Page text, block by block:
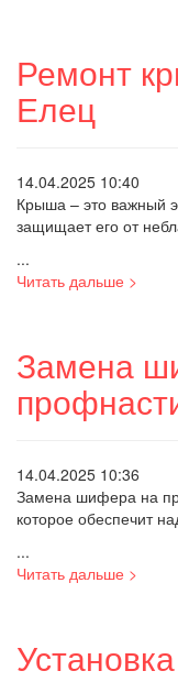
Ремонт
Елец
14.04.2025 10:40
Крыша – это важный
защищает его от
...
Читать дальше >
Замена
14.04.2025 10:36
Замена шифера на
которое обеспечит
...
Читать дальше >